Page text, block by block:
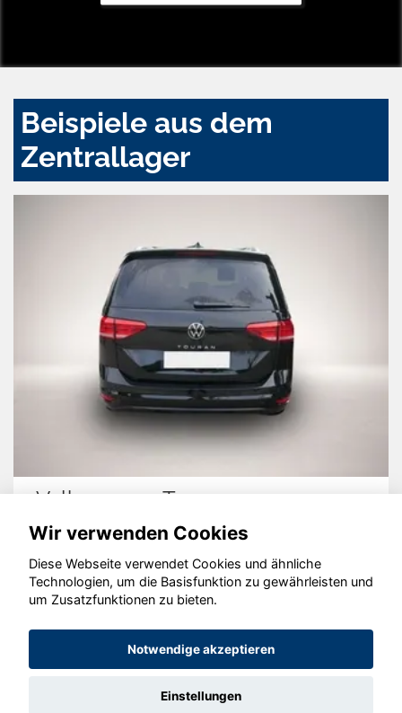
Beispiele aus dem
Zentrallager
Volkswagen Touran
© konjunkturmotor.de GmbH 2020 - 2026
Wir verwenden Cookies
Diese Webseite verwendet Cookies und ähnliche
Technologien, um die Basisfunktion zu gewährleisten und
um Zusatzfunktionen zu bieten.
Notwendige akzeptieren
Einstellungen